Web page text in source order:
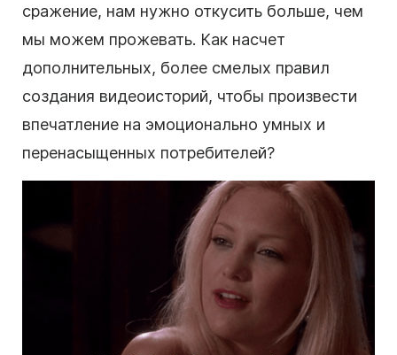
сражение, нам нужно откусить больше, чем
мы можем прожевать. Как насчет
дополнительных, более смелых правил
создания видеоисторий, чтобы произвести
впечатление на эмоционально умных и
перенасыщенных потребителей?